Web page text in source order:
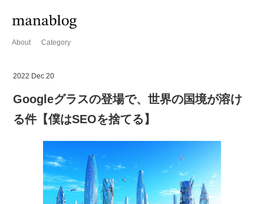
About Category
2022 Dec 20
Googleグラスの登場で、世界の国境が溶け
る件【僕はSEOを捨てる】